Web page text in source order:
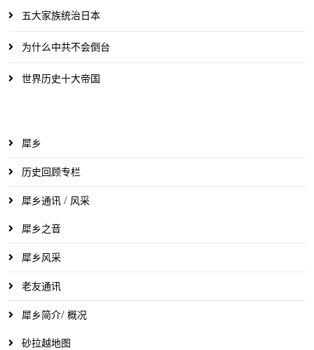
五大家族统治日本
为什么中共不会倒台
世界历史十大帝国
犀乡
历史回顾专栏
犀乡通讯 / 风采
犀乡之音
犀乡风采
老友通讯
犀乡简介/ 概况
砂拉越地图